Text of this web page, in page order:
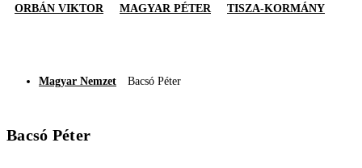
ORBÁN VIKTOR MAGYAR PÉTER TISZA-KORMÁNY
Magyar Nemzet Bacsó Péter
Bacsó Péter